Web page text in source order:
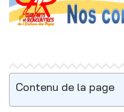
Contenu de la page